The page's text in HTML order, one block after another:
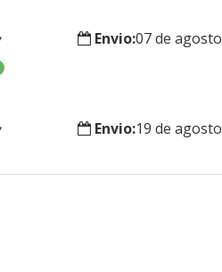
Envio:07 de agosto
Envio:19 de agosto